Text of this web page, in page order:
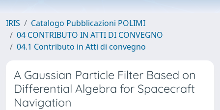
IRIS
Catalogo Pubblicazioni POLIMI
04 CONTRIBUTO IN ATTI DI CONVEGNO
04.1 Contributo in Atti di convegno
A Gaussian Particle Filter Based on
Differential Algebra for Spacecraft
Navigation